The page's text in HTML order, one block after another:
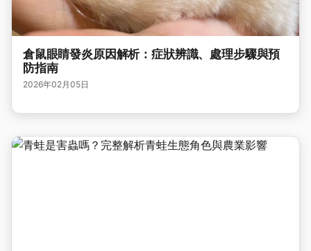
倉鼠眼睛發炎原因解析：症狀辨識、處理步驟與預
防指南
2026年02月05日